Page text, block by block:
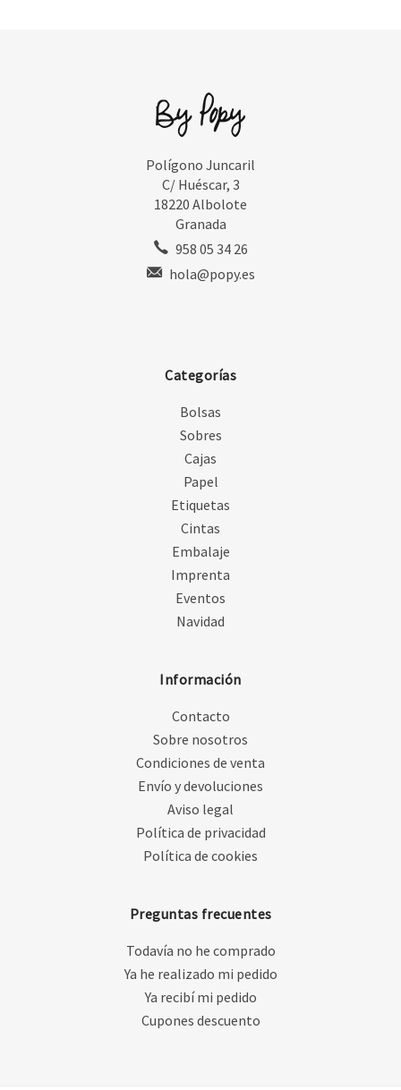
Polígono Juncaril
C/ Huéscar, 3
18220 Albolote
Granada
958 05 34 26
hola@popy.es
Categorías
Bolsas
Sobres
Cajas
Papel
Etiquetas
Cintas
Embalaje
Imprenta
Eventos
Navidad
Información
Contacto
Sobre nosotros
Condiciones de venta
Envío y devoluciones
Aviso legal
Política de privacidad
Política de cookies
Preguntas frecuentes
Todavía no he comprado
Ya he realizado mi pedido
Ya recibí mi pedido
Cupones descuento